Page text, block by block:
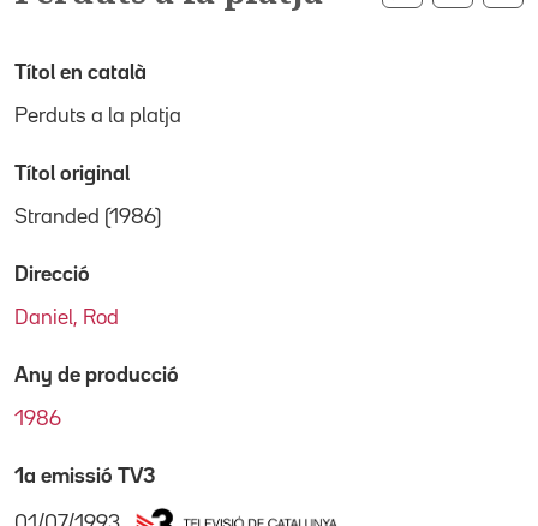
Títol en català
Perduts a la platja
Títol original
Stranded (1986)
Direcció
Daniel, Rod
Any de producció
1986
1a emissió TV3